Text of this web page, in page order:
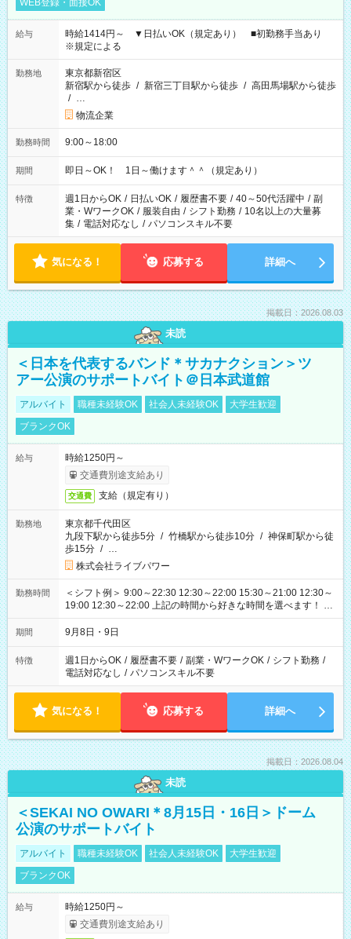
WEB登録・面接OK
給与
時給1414円～ ▼日払いOK（規定あり） ■初勤務手当あり
※規定による
勤務地
東京都新宿区
新宿駅から徒歩 / 新宿三丁目駅から徒歩 / 高田馬場駅から徒歩
/ …
物流企業
勤務時間 9:00～18:00
期間 即日～OK！ 1日～働けます＾＾（規定あり）
特徴 週1日からOK / 日払いOK / 履歴書不要 / 40～50代活躍中 / 副
業・WワークOK / 服装自由 / シフト勤務 / 10名以上の大量募
集 / 電話対応なし / パソコンスキル不要
気になる！ 応募する 詳細へ
掲載日：2026.08.03
未読
＜日本を代表するバンド＊サカナクション＞ツ
アー公演のサポートバイト＠日本武道館
アルバイト 職種未経験OK 社会人未経験OK
大学生歓迎
ブランクOK
給与
時給1250円～
交通費別途支給あり
交通費 支給（規定有り）
勤務地
東京都千代田区
九段下駅から徒歩5分 / 竹橋駅から徒歩10分 / 神保町駅から徒
歩15分 / …
株式会社ライブパワー
勤務時間
＜シフト例＞ 9:00～22:30 12:30～22:00 15:30～21:00 12:30～
19:00 12:30～22:00 上記の時間から好きな時間を選べます！ ※
時間は変更となる可能性があります
期間 9月8日・9日
特徴 週1日からOK / 履歴書不要 / 副業・WワークOK / シフト勤務 /
電話対応なし / パソコンスキル不要
気になる！ 応募する 詳細へ
掲載日：2026.08.04
未読
＜SEKAI NO OWARI＊8月15日・16日＞ドーム
公演のサポートバイト
アルバイト 職種未経験OK 社会人未経験OK
大学生歓迎
ブランクOK
給与
時給1250円～
交通費別途支給あり